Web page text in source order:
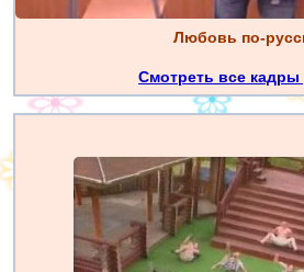
Любовь по-
Смотреть все кадры